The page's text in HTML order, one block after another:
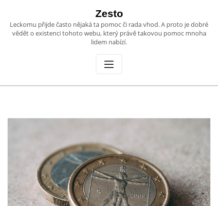
content
Zesto
Leckomu přijde často nějaká ta pomoc či rada vhod. A proto je dobré
vědět o existenci tohoto webu, který právě takovou pomoc mnoha
lidem nabízí.